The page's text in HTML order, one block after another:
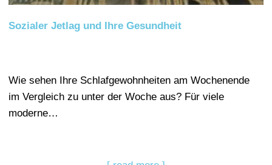
Sozialer Jetlag und Ihre Gesundheit
Wie sehen Ihre Schlafgewohnheiten am Wochenende
im Vergleich zu unter der Woche aus? Für viele
moderne…